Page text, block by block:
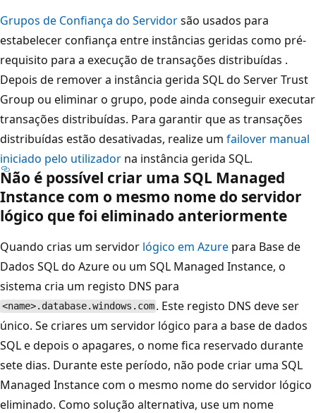
Grupos de Confiança do Servidorsão usados para
estabelecer confiança entre instâncias geridas como pré-
requisito para a execução de transações distribuídas .
Depois de remover a instância gerida SQL do Server Trust
Group ou eliminar o grupo, pode ainda conseguir executar
transações distribuídas. Para garantir que as transações
distribuídas estão desativadas, realize um failover manual
iniciado pelo utilizador na instância gerida SQL.
Não é possível criar uma SQL Managed
Instance com o mesmo nome do servidor
lógico que foi eliminado anteriormente
Quando crias um servidor lógico em Azure para Base de
Dados SQL do Azure ou um SQL Managed Instance, o
sistema cria um registo DNS para
<name>.database.windows.com . Este registo DNS deve ser
único. Se criares um servidor lógico para a base de dados
SQL e depois o apagares, o nome fica reservado durante
sete dias. Durante este período, não pode criar uma SQL
Managed Instance com o mesmo nome do servidor lógico
eliminado. Como solução alternativa, use um nome